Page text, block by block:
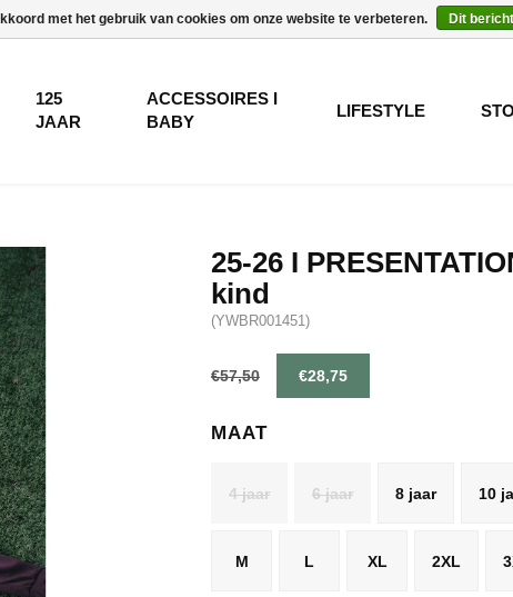
125
JAAR
ACCESSOIRES I
BABY
LIFESTYLE
25-26 I
kind
(YWBR001451)
€57,50 €28,75
MAAT
M L XL 2XL
4 jaar 6 jaar 8 jaar 10
met het gebruik van cookies om onze website te verbeteren. Dit